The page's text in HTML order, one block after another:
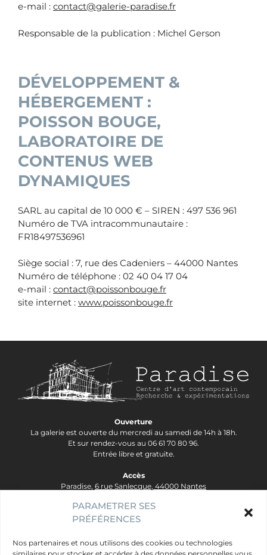
PARAMETRER SES
PRÉFÉRENCES
Nos partenaires et nous utilisons des cookies ou technologies
e-mail : contact@galerie-paradise.fr
Responsable de la publication : Michel Gerson
DÉVELOPPEMENT &
HÉBERGEMENT :
POISSON BOUGE,
LABORATOIRE DE
CONTENUS WEB
DYNAMIQUES
SARL au capital de 10 000 € – SIREN : 497 536 961
Numéro de TVA intracommunautaire :
FR18497536961
Siège social : 7, rue des Cadeniers – 44000 Nantes
Numéro de téléphone : 02 40 04 17 04
e-mail : contact@poissonbouge.fr
site internet : www.poissonbouge.fr
Ouverture
La galerie est ouverte du mercredi au samedi de 14h à 18h.
Et sur rendez-vous au 06 61 70 80 96.
Entrée libre et gratuite.
Accès
Paradise, 6 rue Sanlecque, 44000 Nantes
contact@galerie-paradise.fr
Paradise